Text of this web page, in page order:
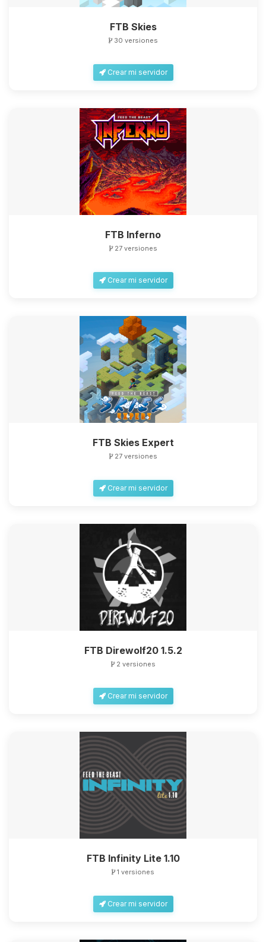
FTB Skies
30 versiones
Crear mi servidor
FTB Inferno
27 versiones
Crear mi servidor
FTB Skies Expert
27 versiones
Crear mi servidor
FTB Direwolf20 1.5.2
2 versiones
Crear mi servidor
FTB Infinity Lite 1.10
1 versiones
Crear mi servidor